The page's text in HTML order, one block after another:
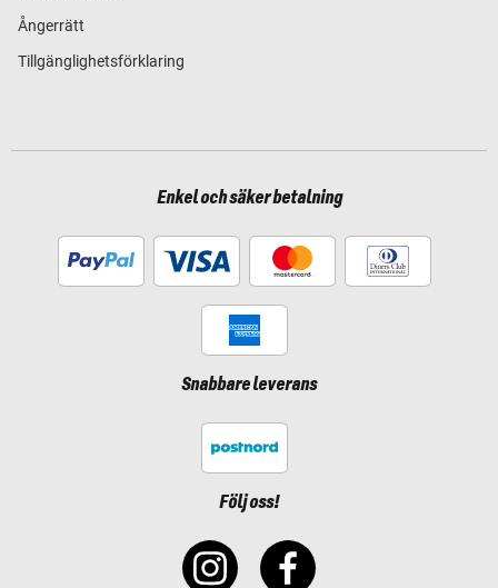
Ångerrätt
Tillgänglighetsförklaring
Enkel och säker betalning
Snabbare leverans
Följ oss!